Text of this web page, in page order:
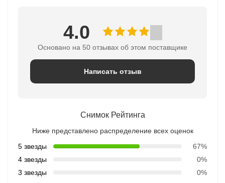
4.0
Основано на 50 отзывах об этом поставщике
Написать отзыв
Снимок Рейтинга
Ниже представлено распределение всех оценок
5 звезды
67%
4 звезды
0%
3 звезды
0%